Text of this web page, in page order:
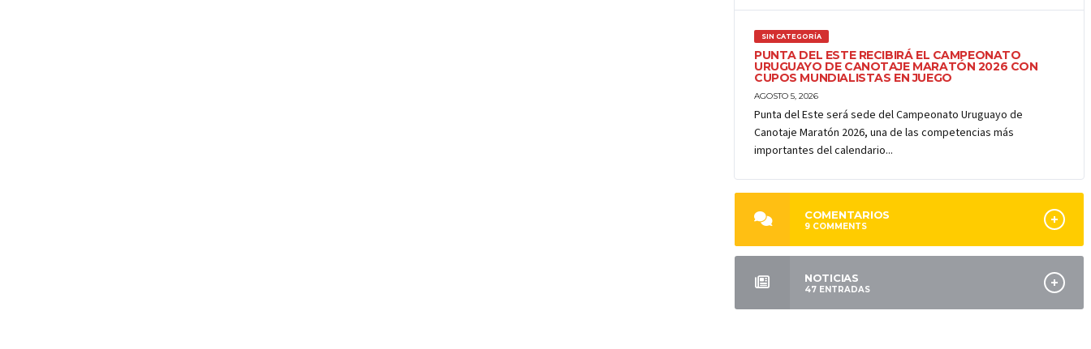
SIN CATEGORÍA
PUNTA DEL ESTE RECIBIRÁ EL CAMPEONATO
URUGUAYO DE CANOTAJE MARATÓN 2026 CON
CUPOS MUNDIALISTAS EN JUEGO
AGOSTO 5, 2026
Punta del Este será sede del Campeonato Uruguayo de
Canotaje Maratón 2026, una de las competencias más
importantes del calendario...
COMENTARIOS
9 COMMENTS
NOTICIAS
47 ENTRADAS